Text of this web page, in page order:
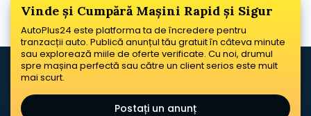
Vinde și Cumpără Mașini Rapid și Sigur
AutoPlus24 este platforma ta de încredere pentru
tranzacții auto. Publică anunțul tău gratuit în câteva minute
sau explorează miile de oferte verificate. Cu noi, drumul
spre mașina perfectă sau către un client serios este mult
mai scurt.
Postați un anunț